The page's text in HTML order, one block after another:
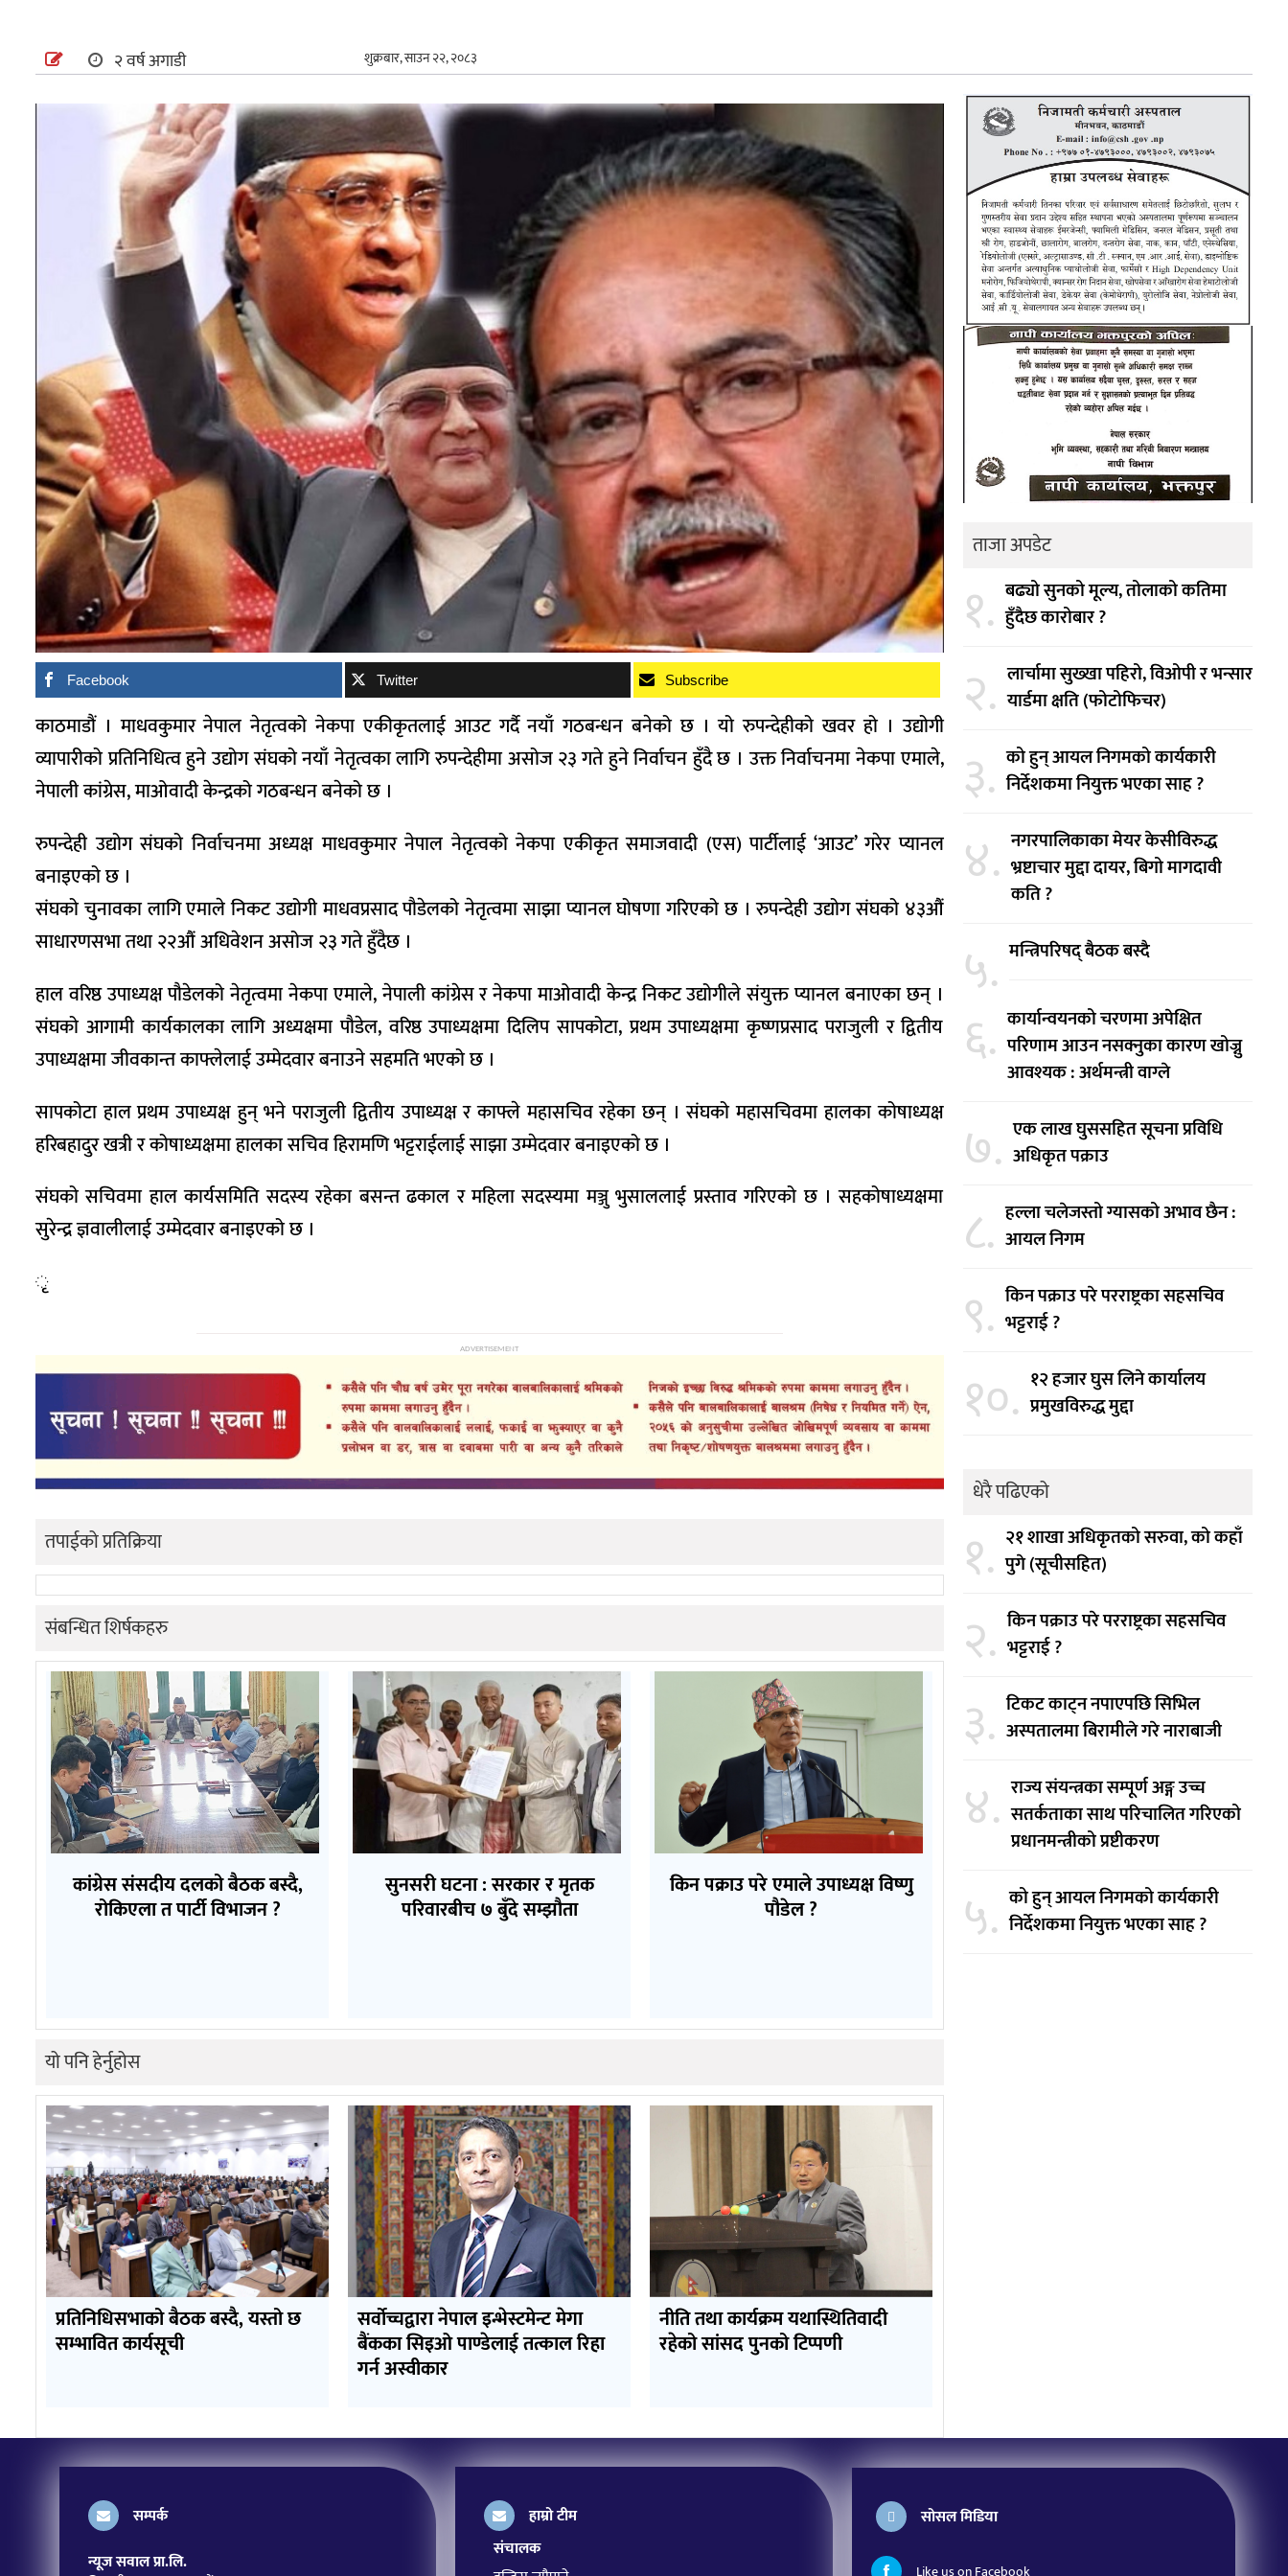
खेलकुद
२ वर्ष अगाडी शुक्रबार, साउन २२, २०८३
Facebook Twitter Subscribe
काठमाडौं । माधवकुमार नेपाल नेतृत्वको नेकपा एकीकृतलाई आउट गर्दै नयाँ गठबन्धन बनेको छ । यो रुपन्देहीको खवर हो । उद्योगी
व्यापारीको प्रतिनिधित्व हुने उद्योग संघको नयाँ नेतृत्वका लागि रुपन्देहीमा असोज २३ गते हुने निर्वाचन हुँदै छ । उक्त निर्वाचनमा नेकपा एमाले,
नेपाली कांग्रेस, माओवादी केन्द्रको गठबन्धन बनेको छ ।
रुपन्देही उद्योग संघको निर्वाचनमा अध्यक्ष माधवकुमार नेपाल नेतृत्वको नेकपा एकीकृत समाजवादी (एस) पार्टीलाई ‘आउट’ गरेर प्यानल
बनाइएको छ ।
संघको चुनावका लागि एमाले निकट उद्योगी माधवप्रसाद पौडेलको नेतृत्वमा साझा प्यानल घोषणा गरिएको छ । रुपन्देही उद्योग संघको ४३औं
साधारणसभा तथा २२औं अधिवेशन असोज २३ गते हुँदैछ ।
हाल वरिष्ठ उपाध्यक्ष पौडेलको नेतृत्वमा नेकपा एमाले, नेपाली कांग्रेस र नेकपा माओवादी केन्द्र निकट उद्योगीले संयुक्त प्यानल बनाएका छन् ।
संघको आगामी कार्यकालका लागि अध्यक्षमा पौडेल, वरिष्ठ उपाध्यक्षमा दिलिप सापकोटा, प्रथम उपाध्यक्षमा कृष्णप्रसाद पराजुली र द्वितीय
उपाध्यक्षमा जीवकान्त काफ्लेलाई उम्मेदवार बनाउने सहमति भएको छ ।
सापकोटा हाल प्रथम उपाध्यक्ष हुन् भने पराजुली द्वितीय उपाध्यक्ष र काफ्ले महासचिव रहेका छन् । संघको महासचिवमा हालका कोषाध्यक्ष
हरिबहादुर खत्री र कोषाध्यक्षमा हालका सचिव हिरामणि भट्टराईलाई साझा उम्मेदवार बनाइएको छ ।
संघको सचिवमा हाल कार्यसमिति सदस्य रहेका बसन्त ढकाल र महिला सदस्यमा मञ्जु भुसाललाई प्रस्ताव गरिएको छ । सहकोषाध्यक्षमा
सुरेन्द्र ज्ञवालीलाई उम्मेदवार बनाइएको छ ।
ृ
ADVERTISEMENT
तपाईको प्रतिक्रिया
संबन्धित शिर्षकहरु
कांग्रेस संसदीय दलको बैठक बस्दै,
रोकिएला त पार्टी विभाजन ?
सुनसरी घटना : सरकार र मृतक
परिवारबीच ७ बुँदे सम्झौता
किन पक्राउ परे एमाले उपाध्यक्ष विष्णु
पौडेल ?
यो पनि हेर्नुहोस
प्रतिनिधिसभाको बैठक बस्दै, यस्तो छ
सम्भावित कार्यसूची
सर्वोच्चद्वारा नेपाल इन्भेस्टमेन्ट मेगा
बैंकका सिइओ पाण्डेलाई तत्काल रिहा
गर्न अस्वीकार
नीति तथा कार्यक्रम यथास्थितिवादी
रहेको सांसद पुनको टिप्पणी
ताजा अपडेट
१. बढ्यो सुनको मूल्य, तोलाको कतिमा
हुँदैछ कारोबार ?
२. लार्चामा सुख्खा पहिरो, विओपी र भन्सार
यार्डमा क्षति (फोटोफिचर)
३. को हुन् आयल निगमको कार्यकारी
निर्देशकमा नियुक्त भएका साह ?
४. नगरपालिकाका मेयर केसीविरुद्ध
भ्रष्टाचार मुद्दा दायर, बिगो मागदावी
कति ?
५. मन्त्रिपरिषद् बैठक बस्दै
६. कार्यान्वयनको चरणमा अपेक्षित
परिणाम आउन नसक्नुका कारण खोज्नु
आवश्यक : अर्थमन्त्री वाग्ले
७. एक लाख घुससहित सूचना प्रविधि
अधिकृत पक्राउ
८. हल्ला चलेजस्तो ग्यासको अभाव छैन :
आयल निगम
९. किन पक्राउ परे परराष्ट्रका सहसचिव
भट्टराई ?
१०. १२ हजार घुस लिने कार्यालय
प्रमुखविरुद्ध मुद्दा
धेरै पढिएको
१. २१ शाखा अधिकृतको सरुवा, को कहाँ
पुगे (सूचीसहित)
२. किन पक्राउ परे परराष्ट्रका सहसचिव
भट्टराई ?
३. टिकट काट्न नपाएपछि सिभिल
अस्पतालमा बिरामीले गरे नाराबाजी
४. राज्य संयन्त्रका सम्पूर्ण अङ्ग उच्च
सतर्कताका साथ परिचालित गरिएको
प्रधानमन्त्रीको प्रष्टीकरण
५. को हुन् आयल निगमको कार्यकारी
निर्देशकमा नियुक्त भएका साह ?
सम्पर्क
न्यूज सवाल प्रा.लि.
हाम्रो टीम
संचालक
सोसल मिडिया